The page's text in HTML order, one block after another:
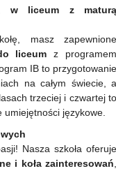
w liceum z
masz zapewnione
liceum z
IB to przygotowanie
na całym świecie, a
trzeciej i czwartej to
umiejętności językowe.
Nasza szkoła oferuje
i koła zainteresowań